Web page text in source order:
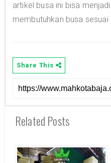
artikel busa ini bisa
membutuhkan busa sesuai
Share This
Related Posts